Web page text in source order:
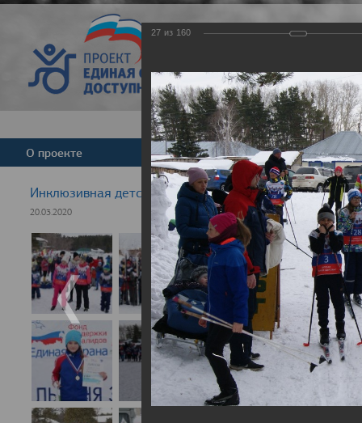
Версия для
О проекте Команда Новости
Инклюзивная детская гонка "Лыжня здоровья" 2020
20.03.2020
27 из 160